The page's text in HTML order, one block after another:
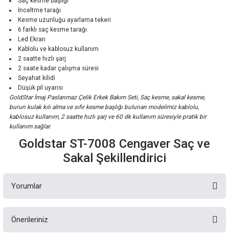
İnceltme tarağı
Kesme uzunluğu ayarlama tekeri
6 farklı saç kesme tarağı
Led Ekran
Kablolu ve kablosuz kullanım
2 saatte hızlı şarj
2 saate kadar çalışma süresi
Seyahat kilidi
Düşük pil uyarısı
GoldStar İmaj Paslanmaz Çelik Erkek Bakım Seti, Saç kesme, sakal kesme,
burun kulak kılı alma ve sıfır kesme başlığı bulunan modelimiz kablolu,
kablosuz kullanım, 2 saatte hızlı şarj ve 60 dk kullanım süresiyle pratik bir
kullanım sağlar.
Goldstar ST-7008 Cengaver Saç ve
Sakal Şekillendirici
Yorumlar
Önerileriniz